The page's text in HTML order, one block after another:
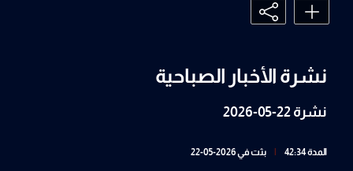
نشرة الأخبار الصباحية
نشرة 22-05-2026
المدة 42:34 بثت في 2026-05-22